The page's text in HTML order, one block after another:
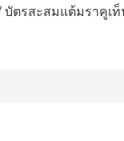
ตรสะสมแต้มราคูเ